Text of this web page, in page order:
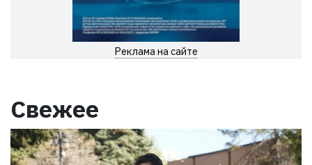
Реклама на сайте
Свежее